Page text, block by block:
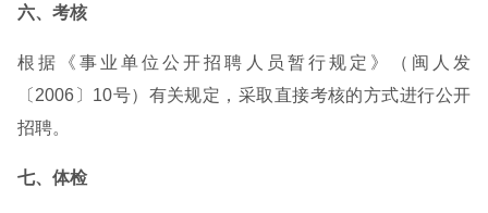
六、考核
根据《事业单位公开招聘人员暂行规定》（闽人发
〔2006〕10号）有关规定，采取直接考核的方式进行公开
招聘。
七、体检